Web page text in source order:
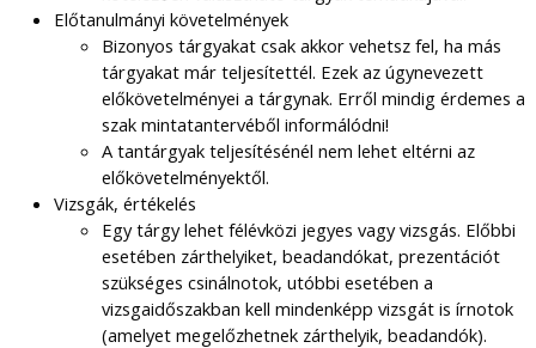
Előtanulmányi követelmények
Bizonyos tárgyakat csak akkor vehetsz fel, ha más
tárgyakat már teljesítettél. Ezek az úgynevezett
előkövetelményei a tárgynak. Erről mindig érdemes a
szak mintatantervéből informálódni!
A tantárgyak teljesítésénél nem lehet eltérni az
előkövetelményektől.
Vizsgák, értékelés
Egy tárgy lehet félévközi jegyes vagy vizsgás. Előbbi
esetében zárthelyiket, beadandókat, prezentációt
szükséges csinálnotok, utóbbi esetében a
vizsgaidőszakban kell mindenképp vizsgát is írnotok
(amelyet megelőzhetnek zárthelyik, beadandók).